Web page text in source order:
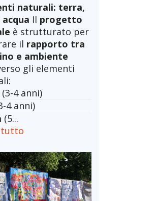
naturali: terra,
Il progetto
è strutturato per
il rapporto tra
e ambiente
gli elementi
(3-4 anni)
4 anni)
(5...
tutto